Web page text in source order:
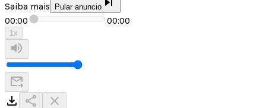
Saiba mais Pular anuncio
00:00 00:00
1x